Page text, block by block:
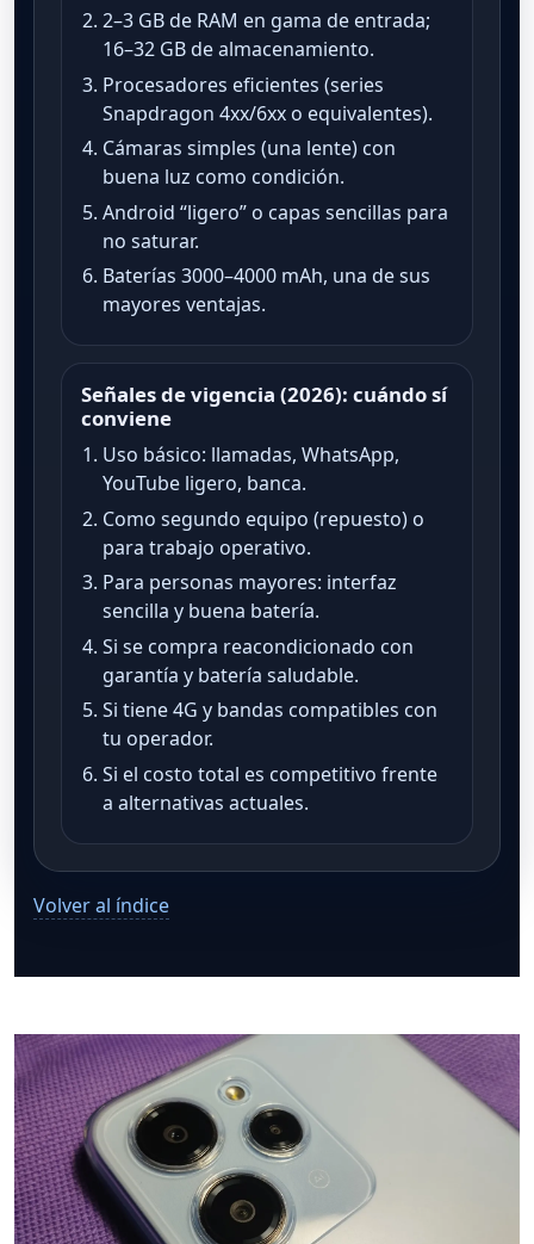
2–3 GB de RAM en gama de entrada;
16–32 GB de almacenamiento.
Procesadores eficientes (series
Snapdragon 4xx/6xx o equivalentes).
Cámaras simples (una lente) con
buena luz como condición.
Android “ligero” o capas sencillas para
no saturar.
Baterías 3000–4000 mAh, una de sus
mayores ventajas.
Señales de vigencia (2026): cuándo sí
conviene
Uso básico: llamadas, WhatsApp,
YouTube ligero, banca.
Como segundo equipo (repuesto) o
para trabajo operativo.
Para personas mayores: interfaz
sencilla y buena batería.
Si se compra reacondicionado con
garantía y batería saludable.
Si tiene 4G y bandas compatibles con
tu operador.
Si el costo total es competitivo frente
a alternativas actuales.
Volver al índice